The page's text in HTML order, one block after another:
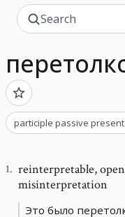
participle passive present
1. reinterpretable,
misinterpretation
Это было